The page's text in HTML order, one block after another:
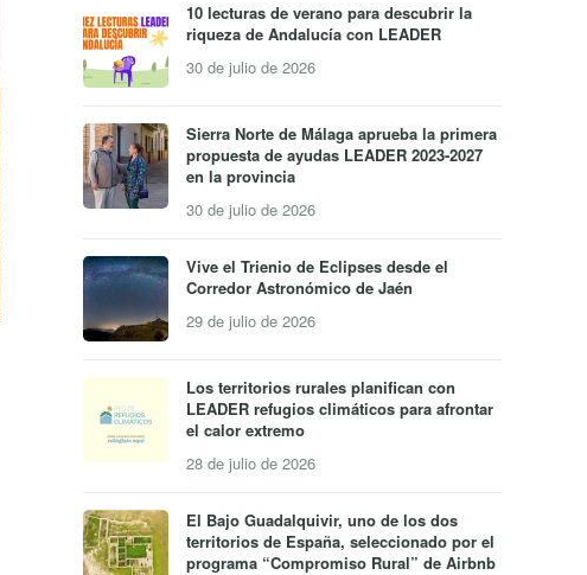
10 lecturas de verano para descubrir la
riqueza de Andalucía con LEADER
30 de julio de 2026
Sierra Norte de Málaga aprueba la primera
propuesta de ayudas LEADER 2023-2027
en la provincia
30 de julio de 2026
Vive el Trienio de Eclipses desde el
Corredor Astronómico de Jaén
29 de julio de 2026
Los territorios rurales planifican con
LEADER refugios climáticos para afrontar
el calor extremo
28 de julio de 2026
El Bajo Guadalquivir, uno de los dos
territorios de España, seleccionado por el
programa “Compromiso Rural” de Airbnb